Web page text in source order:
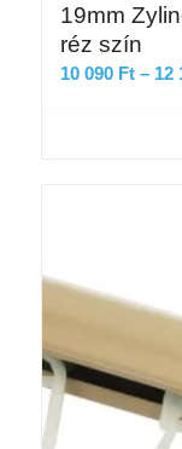
19mm
réz szín
10 090 Ft – 12